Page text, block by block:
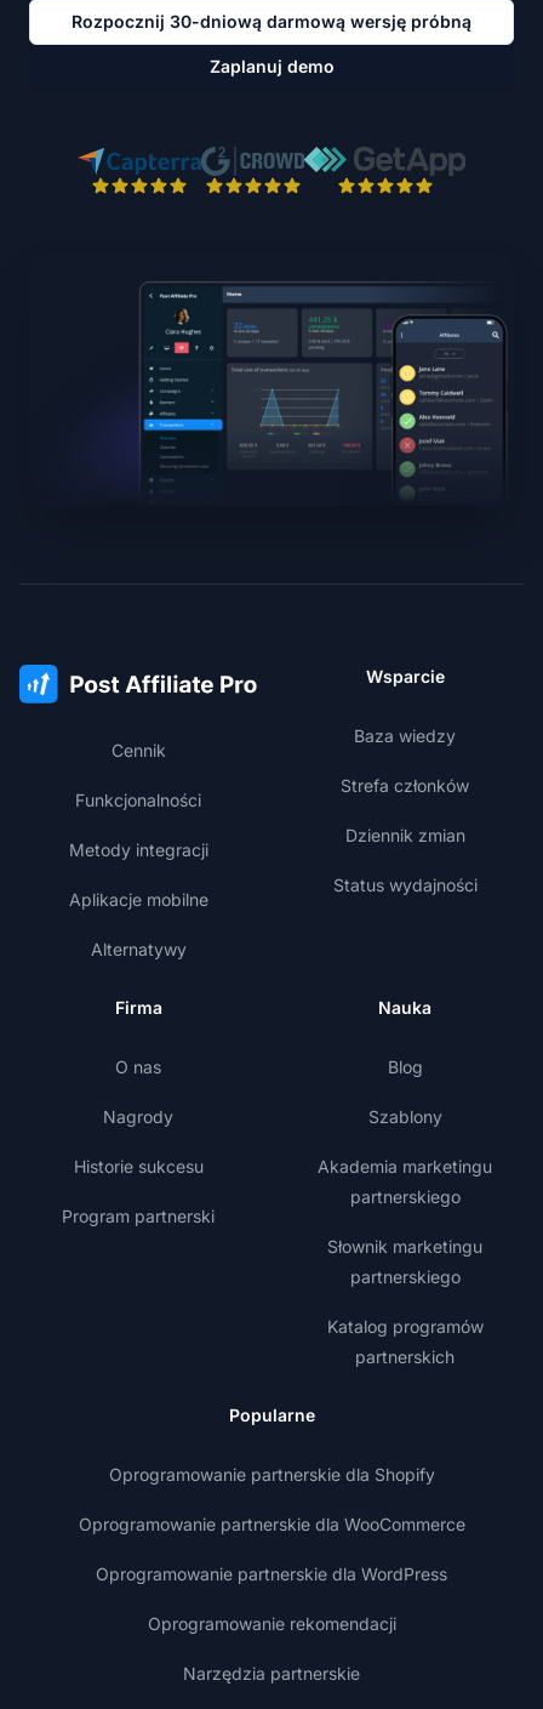
Rozpocznij 30-dniową darmową wersję próbną
Zaplanuj demo
Cennik
Funkcjonalności
Metody integracji
Aplikacje mobilne
Alternatywy
Wsparcie
Baza wiedzy
Strefa członków
Dziennik zmian
Status wydajności
Firma
O nas
Nagrody
Historie sukcesu
Program partnerski
Nauka
Blog
Szablony
Akademia marketingu
partnerskiego
Słownik marketingu
partnerskiego
Katalog programów
partnerskich
Popularne
Oprogramowanie partnerskie dla Shopify
Oprogramowanie partnerskie dla WooCommerce
Oprogramowanie partnerskie dla WordPress
Oprogramowanie rekomendacji
Narzędzia partnerskie